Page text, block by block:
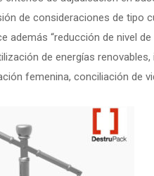
de consideraciones de tipo
además “reducción de nivel
de energías
femenina, conciliación de